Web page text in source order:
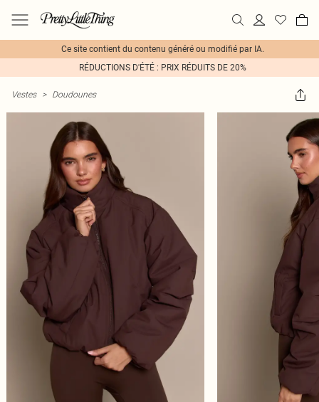
Ce site contient du contenu généré ou modifié par IA.
RÉDUCTIONS D'ÉTÉ : PRIX RÉDUITS DE 20%
Vestes > Doudounes